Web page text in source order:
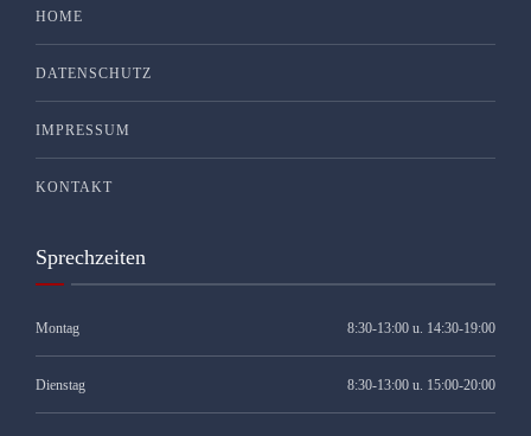
HOME
DATENSCHUTZ
IMPRESSUM
KONTAKT
Sprechzeiten
Montag 8:30-13:00 u. 14:30-19:00
Dienstag 8:30-13:00 u. 15:00-20:00